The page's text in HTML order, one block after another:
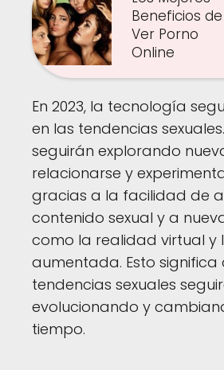
Beneficios de
Ver Porno
Online
En 2023, la tecnología
en las tendencias
seguirán explorando
relacionarse y
gracias a la facilidad de
contenido sexual y a
como la realidad virtual y
aumentada. Esto significa
tendencias sexuales
evolucionando y
tiempo.